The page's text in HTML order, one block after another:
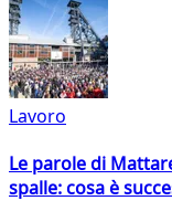
Lavoro
Le parole di
spalle: cosa è